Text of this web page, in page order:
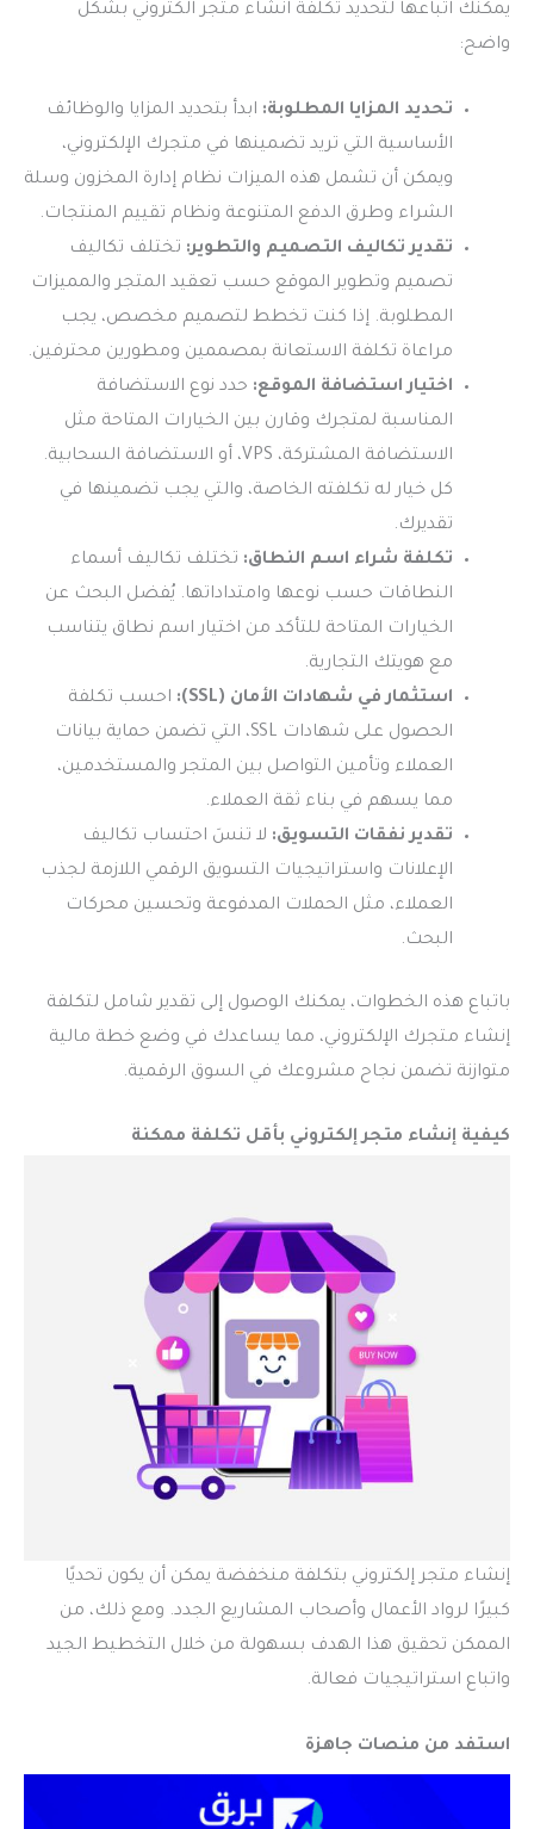
يمكنك اتباعها لتحديد تكلفة انشاء متجر الكتروني بشكل
واضح:
تحديد المزايا المطلوبة: ابدأ بتحديد المزايا والوظائف
الأساسية التي تريد تضمينها في متجرك الإلكتروني،
ويمكن أن تشمل هذه الميزات نظام إدارة المخزون وسلة
الشراء وطرق الدفع المتنوعة ونظام تقييم المنتجات.
تقدير تكاليف التصميم والتطوير: تختلف تكاليف
تصميم وتطوير الموقع حسب تعقيد المتجر والمميزات
المطلوبة. إذا كنت تخطط لتصميم مخصص، يجب
مراعاة تكلفة الاستعانة بمصممين ومطورين محترفين.
اختيار استضافة الموقع: حدد نوع الاستضافة
المناسبة لمتجرك وقارن بين الخيارات المتاحة مثل
الاستضافة المشتركة، VPS، أو الاستضافة السحابية.
كل خيار له تكلفته الخاصة، والتي يجب تضمينها في
تقديرك.
تكلفة شراء اسم النطاق: تختلف تكاليف أسماء
النطاقات حسب نوعها وامتداداتها. يُفضل البحث عن
الخيارات المتاحة للتأكد من اختيار اسم نطاق يتناسب
مع هويتك التجارية.
استثمار في شهادات الأمان (SSL):
احسب تكلفة
الحصول على شهادات SSL، التي تضمن حماية بيانات
العملاء وتأمين التواصل بين المتجر والمستخدمين،
مما يسهم في بناء ثقة العملاء.
تقدير نفقات التسويق: لا تنسَ احتساب تكاليف
الإعلانات واستراتيجيات التسويق الرقمي اللازمة لجذب
العملاء، مثل الحملات المدفوعة وتحسين محركات
البحث.
باتباع هذه الخطوات، يمكنك الوصول إلى تقدير شامل لتكلفة
إنشاء متجرك الإلكتروني، مما يساعدك في وضع خطة مالية
متوازنة تضمن نجاح مشروعك في السوق الرقمية.
كيفية إنشاء متجر إلكتروني بأقل تكلفة ممكنة
إنشاء متجر إلكتروني بتكلفة منخفضة يمكن أن يكون تحديًا
كبيرًا لرواد الأعمال وأصحاب المشاريع الجدد. ومع ذلك، من
الممكن تحقيق هذا الهدف بسهولة من خلال التخطيط الجيد
واتباع استراتيجيات فعالة.
استفد من منصات جاهزة